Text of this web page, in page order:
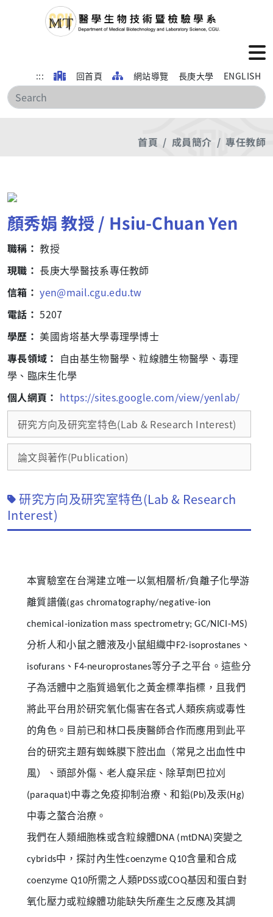
::: 回首頁 網站導覽 長庚大學 ENGLISH
搜
首頁 成員簡介 專任教師
顏秀娟 教授 / Hsiu-Chuan Yen
職稱： 教授
現職： 長庚大學醫技系專任教師
信箱： yen@mail.cgu.edu.tw
電話： 5207
學歷： 美國肯塔基大學毒理學博士
專長領域： 自由基生物醫學、粒線體生物醫學、毒理
學、臨床生化學
個人網頁： https://sites.google.com/view/yenlab/
研究方向及研究室特色(Lab & Research Interest)
論文與著作(Publication)
研究方向及研究室特色(Lab & Research
Interest)
本實驗室在台灣建立唯一以氣相層析/負離子化學游
離質譜儀(gas chromatography/negative-ion
chemical-ionization mass spectrometry; GC/NICI-MS)
分析人和小鼠之體液及小鼠組織中F2-isoprostanes、
isofurans、F4-neuroprostanes等分子之平台。這些分
子為活體中之脂質過氧化之黃金標準指標，且我們
將此平台用於研究氧化傷害在各式人類疾病或毒性
的角色。目前已和林口長庚醫師合作而應用到此平
台的研究主題有蜘蛛膜下腔出血（常見之出血性中
風）、頭部外傷、老人癡呆症、除草劑巴拉刈
(paraquat)中毒之免疫抑制治療、和鉛(Pb)及汞(Hg)
中毒之螯合治療。
我們在人類細胞株或含粒線體DNA (mtDNA)突變之
cybrids中，探討內生性coenzyme Q10含量和合成
coenzyme Q10所需之人類PDSS或COQ基因和蛋白對
氧化壓力或粒線體功能缺失所產生之反應及其調